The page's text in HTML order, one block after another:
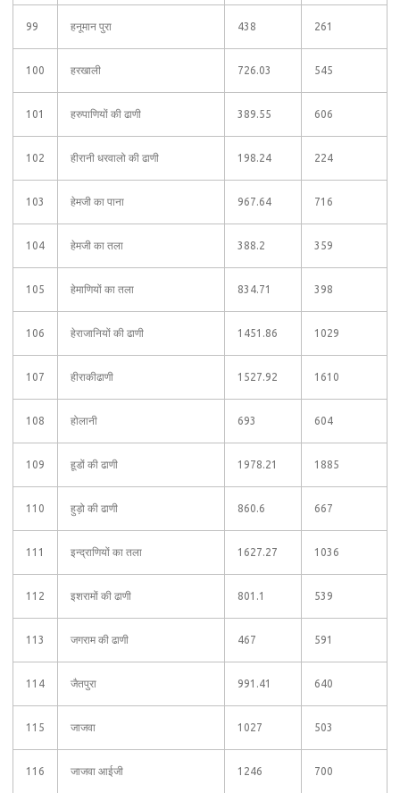
99 हनूमान पुरा 438 261
100 हरखाली 726.03 545
101 हरुपाणियों की ढाणी 389.55 606
102 हीरानी धरवालो की ढाणी 198.24 224
103 हेमजी का पाना 967.64 716
104 हेमजी का तला 388.2 359
105 हेमाणियों का तला 834.71 398
106 हेराजानियों की ढाणी 1451.86 1029
107 हीराकीढाणी 1527.92 1610
108 होलानी 693 604
109 हूडों की ढाणी 1978.21 1885
110 हुड़ो की ढाणी 860.6 667
111 इन्द्राणियों का तला 1627.27 1036
112 इशरामों की ढाणी 801.1 539
113 जगराम की ढाणी 467 591
114 जैतपुरा 991.41 640
115 जाजवा 1027 503
116 जाजवा आईजी 1246 700